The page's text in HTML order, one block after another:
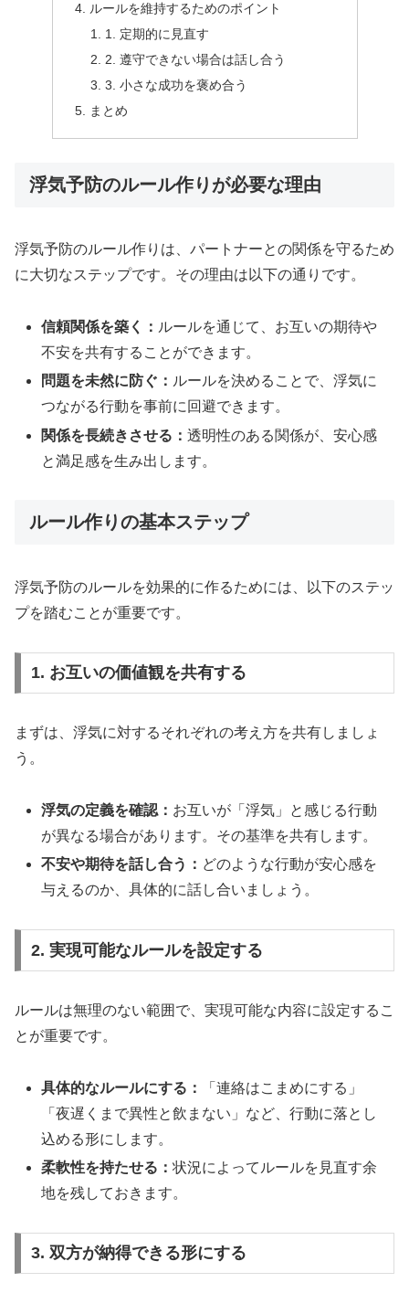
ルールを維持するためのポイント
1. 定期的に見直す
2. 遵守できない場合は話し合う
3. 小さな成功を褒め合う
まとめ
浮気予防のルール作りが必要な理由
浮気予防のルール作りは、パートナーとの関係を守るため
に大切なステップです。その理由は以下の通りです。
信頼関係を築く： ルールを通じて、お互いの期待や
不安を共有することができます。
問題を未然に防ぐ： ルールを決めることで、浮気に
つながる行動を事前に回避できます。
関係を長続きさせる：透明性のある関係が、安心感
と満足感を生み出します。
ルール作りの基本ステップ
浮気予防のルールを効果的に作るためには、以下のステッ
プを踏むことが重要です。
1. お互いの価値観を共有する
まずは、浮気に対するそれぞれの考え方を共有しましょ
う。
浮気の定義を確認： お互いが「浮気」と感じる行動
が異なる場合があります。その基準を共有します。
不安や期待を話し合う： どのような行動が安心感を
与えるのか、具体的に話し合いましょう。
2. 実現可能なルールを設定する
ルールは無理のない範囲で、実現可能な内容に設定するこ
とが重要です。
具体的なルールにする：
「連絡はこまめにする」
「夜遅くまで異性と飲まない」など、行動に落とし
込める形にします。
柔軟性を持たせる：状況によってルールを見直す余
地を残しておきます。
3. 双方が納得できる形にする